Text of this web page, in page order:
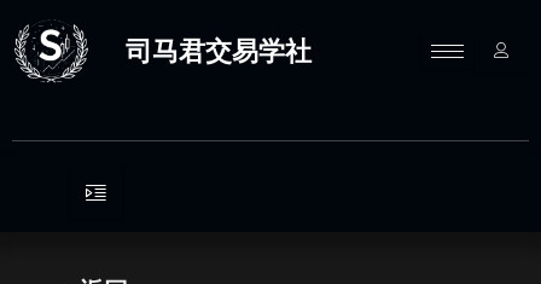
至
内
司马君交易学社